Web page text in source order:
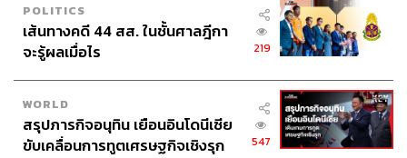
POLITICS
เส้นทางคดี 44 สส. ในชั้นศาลฎีกา
จะรู้ผลเมื่อไร
219
WORLD
สรุปภารกิจอนุทิน เยือนอินโดนีเซีย
ขับเคลื่อนการทูตเศรษฐกิจเชิงรุก
547